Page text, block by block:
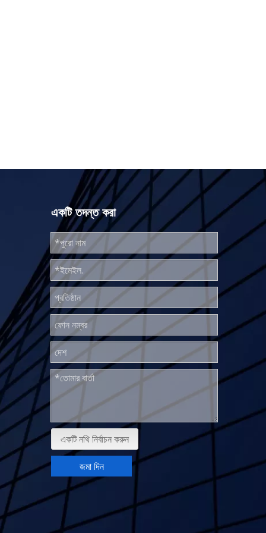
একটি তদন্ত করা
একটি নথি নির্বাচন করুন
জমা দিন